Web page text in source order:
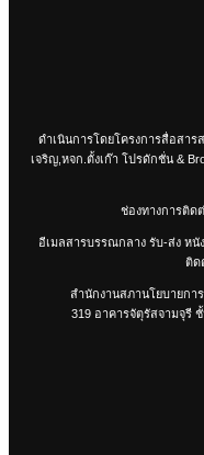
ดำเนินการโดยโครงการสื่อสา
เจริญ,หจก.ตั้งเก๊า โปรดักชั่น &
ช่องทางการติด
อีเมลสารบรรณกลาง รับ-ส่ง หนั
ติด
สำนักงานสภานโยบายกา
319 อาคารจัตุรัสจามจุรี